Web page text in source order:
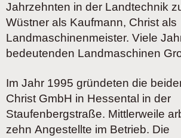
Jahrzehnten in der Landtechnik
Wüstner als Kaufmann, Christ als
Landmaschinenmeister. Viele
bedeutenden Landmaschinen
Im Jahr 1995 gründeten die
Christ GmbH in Hessental in der
Staufenbergstraße. Mittlerweile
zehn Angestellte im Betrieb. Die